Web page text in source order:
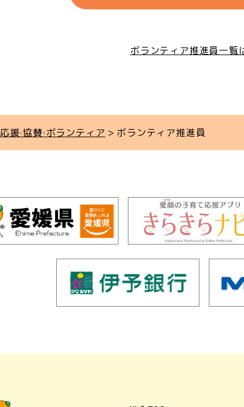
ボランティア推進員一覧
応援·協賛·ボランティア ボランティア推進員